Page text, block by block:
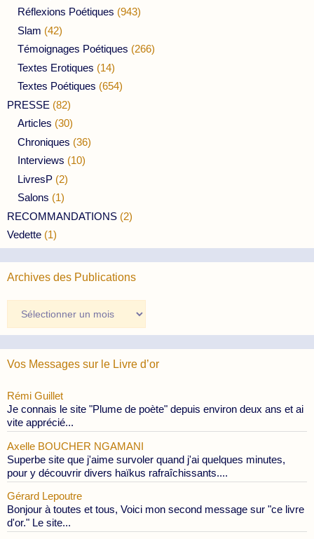
Réflexions Poétiques (943)
Slam (42)
Témoignages Poétiques (266)
Textes Erotiques (14)
Textes Poétiques (654)
PRESSE (82)
Articles (30)
Chroniques (36)
Interviews (10)
LivresP (2)
Salons (1)
RECOMMANDATIONS (2)
Vedette (1)
Archives des Publications
des
Publications
Vos Messages sur le Livre d’or
Rémi Guillet
Je connais le site "Plume de poète" depuis environ deux ans et ai
vite apprécié...
Axelle BOUCHER NGAMANI
Superbe site que j'aime survoler quand j'ai quelques minutes,
pour y découvrir divers haïkus rafraîchissants....
Gérard Lepoutre
Bonjour à toutes et tous, Voici mon second message sur "ce livre
d'or." Le site...